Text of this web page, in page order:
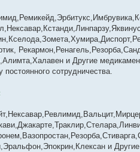
и Другие
сотрудничества.
и